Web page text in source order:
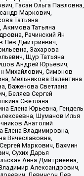
Гасан Ольга Павловна,
Маркович,
Татьяна
Акимова Татьяна
Рачинский Ян
Лев Дмитриевич,
Захарова
Щур Татьяна
Андрей Юрьевич,
Михайлович, Симонов
Мельникова Валентина
Баженова Светлана
Беляев Сергей
Светлана
Елена Юрьевна, Гендель
Шуманов Илья
Анатолий
Владимировна,
Вячеславовна,
Маркович, Бахмин
Сухих Дарья
Анна Дмитриевна,
Александрович,